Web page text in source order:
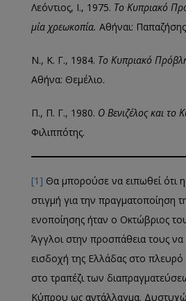
Λεόντιος, Ι., 1975. Το Κυπριακό
μία χρεωκοπία. Αθήναι:
Ν., Κ. Γ., 1984. Το Κυπριακό
Αθήνα: Θεμέλιο.
Π., Π. Γ., 1980. Ο Βενιζέλος και το
Φιλιππότης.
[1] Θα μπορούσε να ειπωθεί ότι η
στιγμή για την πραγματοποίηση
ενοποίησης ήταν ο Οκτώβριος
Άγγλοι στην προσπάθεια τους
εισδοχή της Ελλάδας στο πλευρό
στο τραπέζι των
Κύπρου ως αντάλλαγμα.